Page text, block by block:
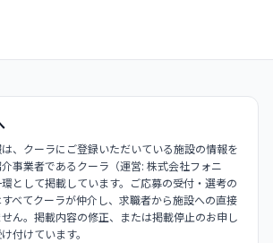
、クーラにご登録いただいている施設の情報を
事業者であるクーラ（運営: 株式会社フォニ
として掲載しています。ご応募の受付・選考の
べてクーラが仲介し、求職者から施設への直接
ん。掲載内容の修正、または掲載停止のお申し
付けています。